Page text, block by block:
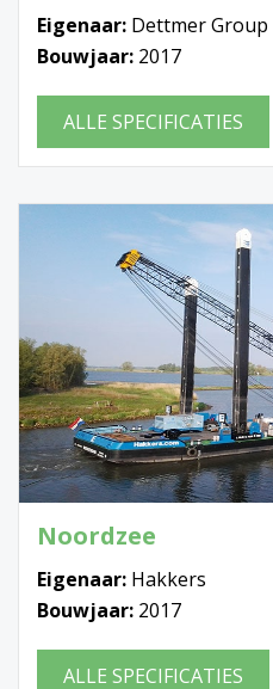
Eigenaar: Dettmer Group
Bouwjaar: 2017
ALLE SPECIFICATIES
Noordzee
Eigenaar: Hakkers
Bouwjaar: 2017
ALLE SPECIFICATIES